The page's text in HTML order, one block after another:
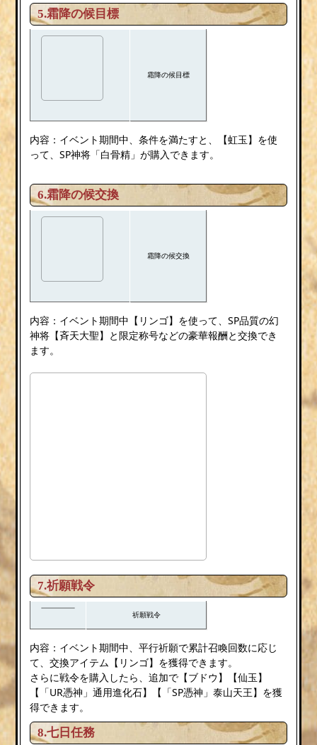
5.霜降の候目標
霜降の候目標
内容：イベント期間中、条件を満たすと、【虹玉】を使
って、SP神将「白骨精」が購入できます。
6.霜降の候交換
霜降の候交換
内容：イベント期間中【リンゴ】を使って、SP品質の幻
神将【斉天大聖】と限定称号などの豪華報酬と交換でき
ます。
7.祈願戦令
祈願戦令
内容：イベント期間中、平行祈願で累計召喚回数に応じ
て、交換アイテム【リンゴ】を獲得できます。
さらに戦令を購入したら、追加で【ブドウ】【仙玉】
【「UR憑神」通用進化石】【「SP憑神」泰山天王】を獲
得できます。
8.七日任務